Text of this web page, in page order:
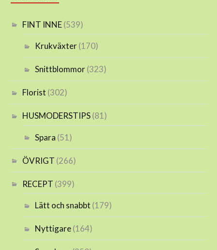
FINT INNE(539)
Krukväxter(170)
Snittblommor(323)
Florist (302)
HUSMODERSTIPS(81)
Spara (51)
ÖVRIGT (266)
RECEPT (399)
Lätt och snabbt (179)
Nyttigare(164)